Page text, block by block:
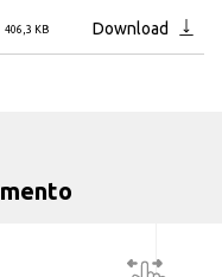
406,3 KB Download